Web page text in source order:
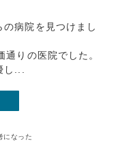
病院を見つけまし
りの医院でした。
...
になった